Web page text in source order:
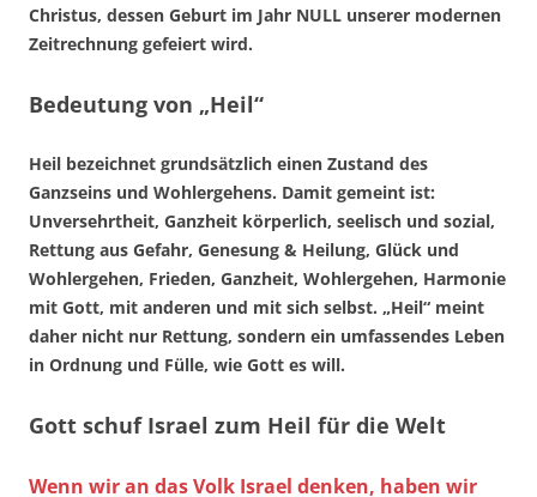
Christus, dessen Geburt im Jahr NULL unserer modernen
Zeitrechnung gefeiert wird.
Bedeutung von „Heil“
Heil bezeichnet grundsätzlich einen Zustand des
Ganzseins und Wohlergehens. Damit gemeint ist:
Unversehrtheit, Ganzheit körperlich, seelisch und sozial,
Rettung aus Gefahr, Genesung & Heilung, Glück und
Wohlergehen, Frieden, Ganzheit, Wohlergehen, Harmonie
mit Gott, mit anderen und mit sich selbst. „Heil“ meint
daher nicht nur Rettung, sondern ein umfassendes Leben
in Ordnung und Fülle, wie Gott es will.
Gott schuf Israel zum Heil für die Welt
Wenn wir an das Volk Israel denken, haben wir